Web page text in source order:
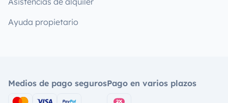
Ayuda propietario
Medios de pago segurosPago en varios plazos